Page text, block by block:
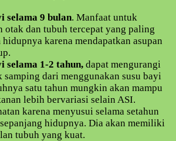
selama 9 bulan. Manfaat untuk
otak dan tubuh tercepat yang paling
karena mendapatkan asupan
selama 1-2 tahun, dapat mengurangi
samping dari menggunakan susu bayi
satu tahun mungkin akan mampu
lebih bervariasi selain ASI.
karena menyusui selama setahun
hidupnya. Dia akan memiliki
tubuh yang kuat.